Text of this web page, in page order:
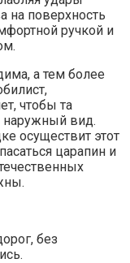
на поверхность
ручкой и
а тем более
чтобы та
наружный вид.
осуществит этот
царапин и
без